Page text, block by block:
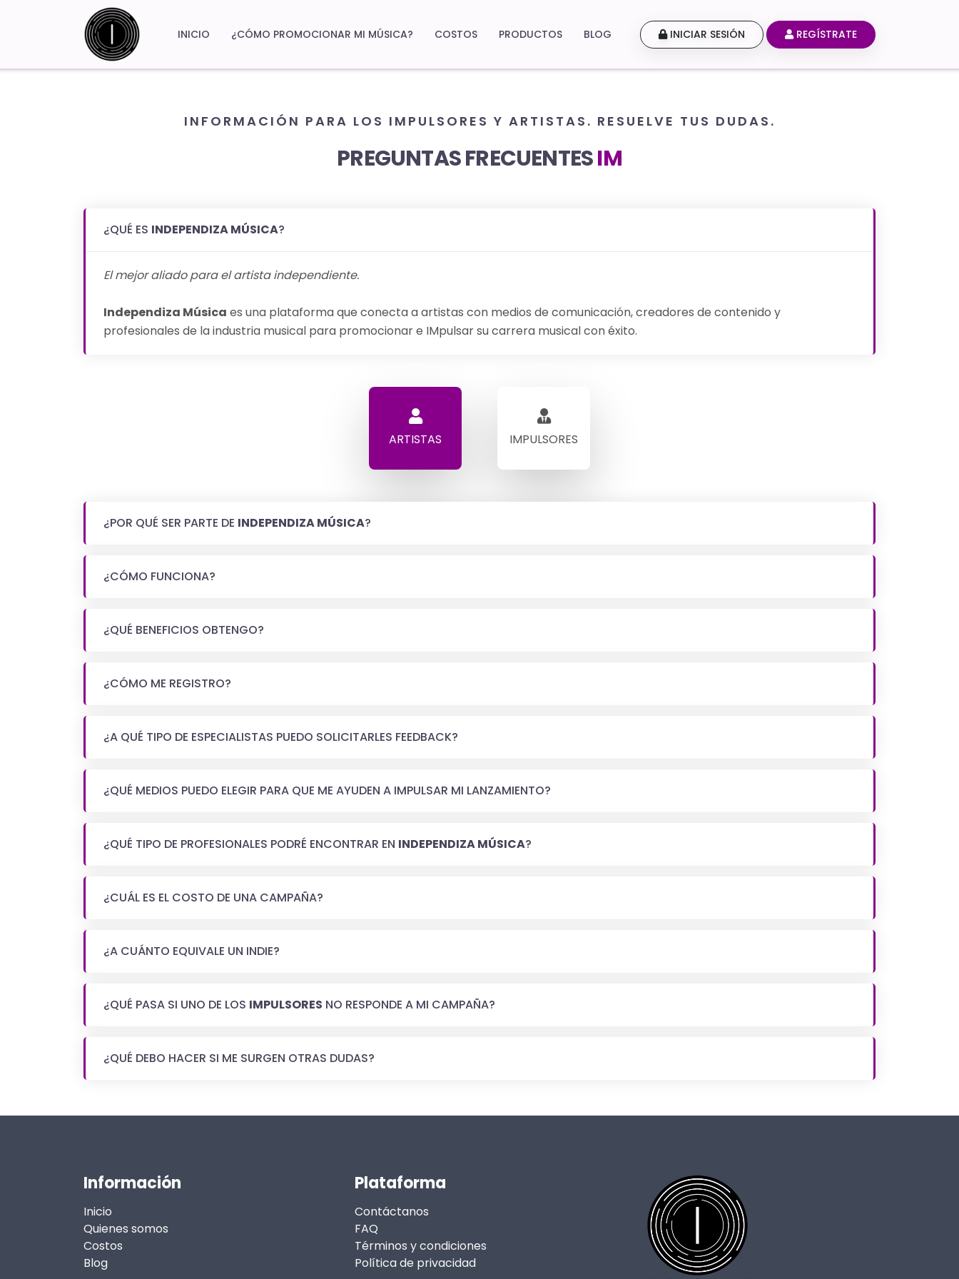
INICIO ¿CÓMO PROMOCIONAR MI MÚSICA? COSTOS PRODUCTOS BLOG INICIAR SESIÓN REGÍSTRATE
INFORMACIÓN PARA LOS IMPULSORES Y ARTISTAS. RESUELVE TUS DUDAS.
PREGUNTAS FRECUENTESIM
¿QUÉ ES INDEPENDIZA MÚSICA?
El mejor aliado para el artista independiente.
Independiza Música es una plataforma que conecta a artistas con medios de comunicación, creadores de contenido y
profesionales de la industria musical para promocionar e IMpulsar su carrera musical con éxito.
ARTISTAS IMPULSORES
¿POR QUÉ SER PARTE DE INDEPENDIZA MÚSICA?
¿CÓMO FUNCIONA?
¿QUÉ BENEFICIOS OBTENGO?
¿CÓMO ME REGISTRO?
¿A QUÉ TIPO DE ESPECIALISTAS PUEDO SOLICITARLES FEEDBACK?
¿QUÉ MEDIOS PUEDO ELEGIR PARA QUE ME AYUDEN A IMPULSAR MI LANZAMIENTO?
¿QUÉ TIPO DE PROFESIONALES PODRÉ ENCONTRAR EN INDEPENDIZA MÚSICA?
¿CUÁL ES EL COSTO DE UNA CAMPAÑA?
¿A CUÁNTO EQUIVALE UN INDIE?
¿QUÉ PASA SI UNO DE LOS IMPULSORES NO RESPONDE A MI CAMPAÑA?
¿QUÉ DEBO HACER SI ME SURGEN OTRAS DUDAS?
Información
Inicio
Quienes somos
Costos
Blog
Plataforma
Contáctanos
FAQ
Términos y condiciones
Política de privacidad